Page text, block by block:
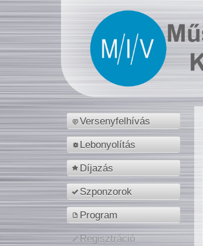
Versenyfelhívás
Lebonyolítás
Díjazás
Szponzorok
Program
Regisztráció